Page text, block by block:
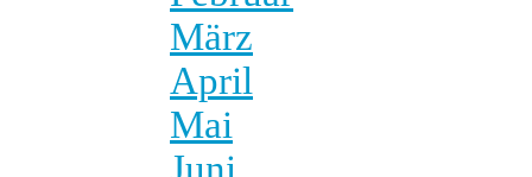
März
April
Mai